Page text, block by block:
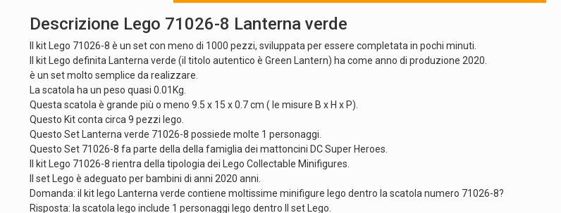
Descrizione Lego 71026-8 Lanterna verde
Il kit Lego 71026-8 è un set con meno di 1000 pezzi, sviluppata per essere completata in pochi minuti.
Il kit Lego definita Lanterna verde (il titolo autentico è Green Lantern) ha come anno di produzione 2020.
è un set molto semplice da realizzare.
La scatola ha un peso quasi 0.01Kg.
Questa scatola è grande più o meno 9.5 x 15 x 0.7 cm ( le misure B x H x P).
Questo Kit conta circa 9 pezzi lego.
Questo Set Lanterna verde 71026-8 possiede molte 1 personaggi.
Questo Set 71026-8 fa parte della della famiglia dei mattoncini DC Super Heroes.
Il kit Lego 71026-8 rientra della tipologia dei Lego Collectable Minifigures.
Il set Lego è adeguato per bambini di anni 2020 anni.
Domanda: il kit lego Lanterna verde contiene moltissime minifigure lego dentro la scatola numero 71026-8?
Risposta: la scatola lego include 1 personaggi lego dentro Il set Lego.